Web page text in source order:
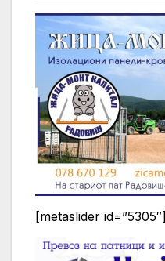
[metaslider id=”5305″]